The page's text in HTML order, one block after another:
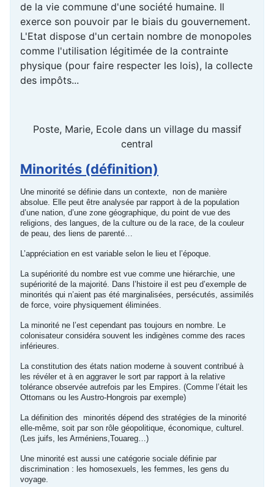
de la vie commune d'une société humaine. Il
exerce son pouvoir par le biais du gouvernement.
L'Etat dispose d'un certain nombre de monopoles
comme l'utilisation légitimée de la contrainte
physique (pour faire respecter les lois), la collecte
des impôts...
Poste, Marie, Ecole dans un village du massif
central
Minorités (définition)
Une minorité se définie dans un contexte, non de manière
absolue. Elle peut être analysée par rapport à de la population
d’une nation, d’une zone géographique, du point de vue des
religions, des langues, de la culture ou de la race, de la couleur
de peau, des liens de parenté…
L’appréciation en est variable selon le lieu et l’époque.
La supériorité du nombre est vue comme une hiérarchie, une
supériorité de la majorité. Dans l’histoire il est peu d’exemple de
minorités qui n’aient pas été marginalisées, persécutés, assimilés
de force, voire physiquement éliminées.
La minorité ne l’est cependant pas toujours en nombre. Le
colonisateur considéra souvent les indigènes comme des races
inférieures.
La constitution des états nation moderne à souvent contribué à
les révéler et à en aggraver le sort par rapport à la relative
tolérance observée autrefois par les Empires. (Comme l’était les
Ottomans ou les Austro-Hongrois par exemple)
La définition des minorités dépend des stratégies de la minorité
elle-même, soit par son rôle géopolitique, économique, culturel.
(Les juifs, les Arméniens,Touareg…)
Une minorité est aussi une catégorie sociale définie par
discrimination : les homosexuels, les femmes, les gens du
voyage.